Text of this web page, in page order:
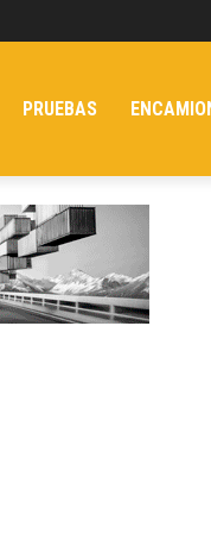
PRUEBAS